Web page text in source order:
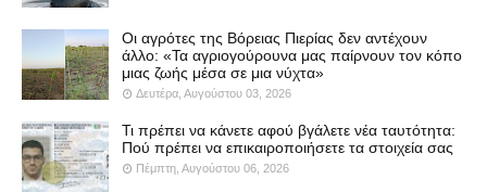
Οι αγρότες της Βόρειας Πιερίας δεν αντέχουν
άλλο: «Τα αγριογούρουνα μας παίρνουν τον κόπο
μιας ζωής μέσα σε μια νύχτα»
Δευτέρα, Αυγούστου 03, 2026
Τι πρέπει να κάνετε αφού βγάλετε νέα ταυτότητα:
Πού πρέπει να επικαιροποιήσετε τα στοιχεία σας
Πέμπτη, Αυγούστου 06, 2026